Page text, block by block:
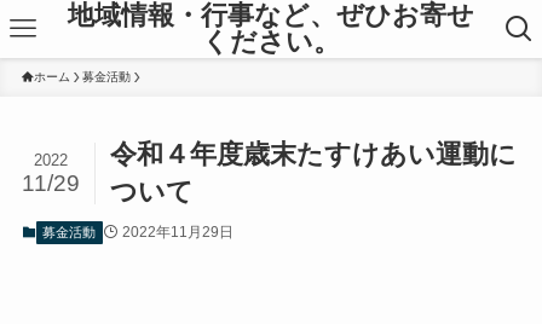
地域情報・行事など、ぜひお寄せ
ください。
ホーム 募金活動
令和４年度歳末たすけあい運動に
ついて
2022
11/29
募金活動 2022年11月29日